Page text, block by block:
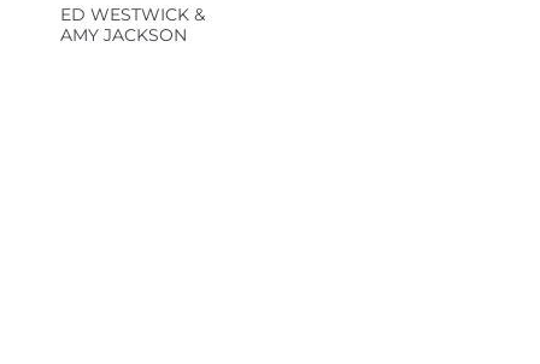
ED WESTWICK &
AMY JACKSON